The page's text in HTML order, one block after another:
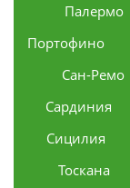
Палермо
Портофино
Сан-Ремо
Сардиния
Сицилия
Тоскана